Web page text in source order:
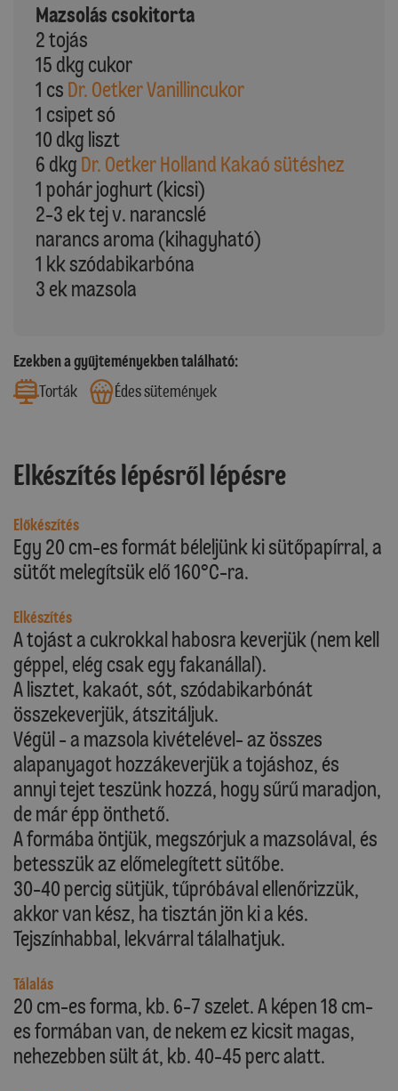
Mazsolás csokitorta
2 tojás
15 dkg cukor
1 cs Dr. Oetker Vanillincukor
1 csipet só
10 dkg liszt
6 dkg Dr. Oetker Holland Kakaó sütéshez
1 pohár joghurt (kicsi)
2-3 ek tej v. narancslé
narancs aroma (kihagyható)
1 kk szódabikarbóna
3 ek mazsola
Ezekben a gyűjteményekben található:
Torták
Édes sütemények
Elkészítés lépésről lépésre
Előkészítés
Egy 20 cm-es formát béleljünk ki sütőpapírral, a
sütőt melegítsük elő 160°C-ra.
Elkészítés
A tojást a cukrokkal habosra keverjük (nem kell
géppel, elég csak egy fakanállal).
A lisztet, kakaót, sót, szódabikarbónát
összekeverjük, átszitáljuk.
Végül - a mazsola kivételével- az összes
alapanyagot hozzákeverjük a tojáshoz, és
annyi tejet teszünk hozzá, hogy sűrű maradjon,
de már épp önthető.
A formába öntjük, megszórjuk a mazsolával, és
betesszük az előmelegített sütőbe.
30-40 percig sütjük, tűpróbával ellenőrizzük,
akkor van kész, ha tisztán jön ki a kés.
Tejszínhabbal, lekvárral tálalhatjuk.
Tálalás
20 cm-es forma, kb. 6-7 szelet. A képen 18 cm-
es formában van, de nekem ez kicsit magas,
nehezebben sült át, kb. 40-45 perc alatt.